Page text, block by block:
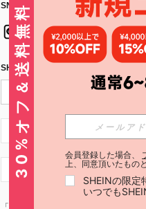
SNSフォローはこちら：
SHEIN STYLE NEWSを購読する
JP + 81
JP + 81
「SHEIN STYLE NEWSの購読には「
30%オフ＆送料無料 会員登録した場合、
上、同意頂いたもの
SHEINの限定
いつでも